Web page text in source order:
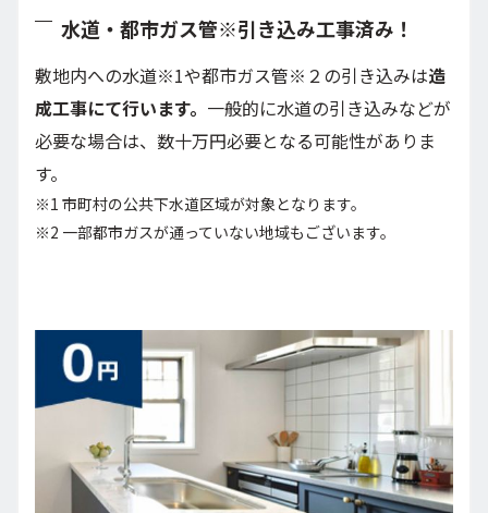
水道・都市ガス管※引き込み工事済み！
敷地内への水道※1や都市ガス管※２の引き込みは造
成工事にて行います。 一般的に水道の引き込みなどが
必要な場合は、数十万円必要となる可能性がありま
す。
※1 市町村の公共下水道区域が対象となります。
※2 一部都市ガスが通っていない地域もございます。